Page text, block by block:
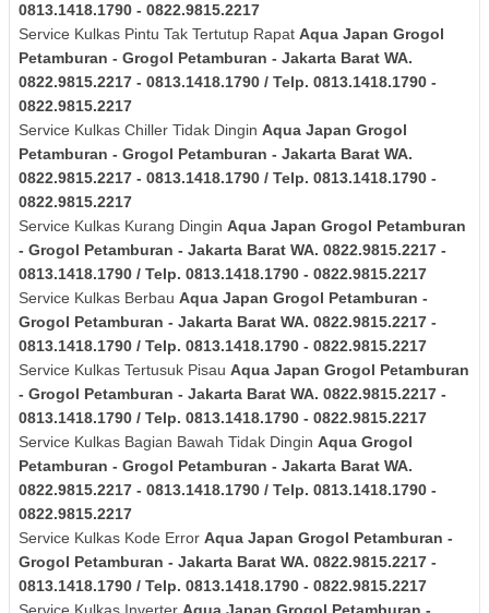
0813.1418.1790 - 0822.9815.2217
Service Kulkas Pintu Tak Tertutup Rapat Aqua Japan Grogol
Petamburan - Grogol Petamburan - Jakarta Barat WA.
0822.9815.2217 - 0813.1418.1790 / Telp. 0813.1418.1790 -
0822.9815.2217
Service Kulkas Chiller Tidak Dingin Aqua Japan Grogol
Petamburan - Grogol Petamburan - Jakarta Barat WA.
0822.9815.2217 - 0813.1418.1790 / Telp. 0813.1418.1790 -
0822.9815.2217
Service Kulkas Kurang Dingin Aqua Japan Grogol Petamburan
- Grogol Petamburan - Jakarta Barat WA. 0822.9815.2217 -
0813.1418.1790 / Telp. 0813.1418.1790 - 0822.9815.2217
Service Kulkas Berbau Aqua Japan Grogol Petamburan -
Grogol Petamburan - Jakarta Barat WA. 0822.9815.2217 -
0813.1418.1790 / Telp. 0813.1418.1790 - 0822.9815.2217
Service Kulkas Tertusuk Pisau Aqua Japan Grogol Petamburan
- Grogol Petamburan - Jakarta Barat WA. 0822.9815.2217 -
0813.1418.1790 / Telp. 0813.1418.1790 - 0822.9815.2217
Service Kulkas Bagian Bawah Tidak Dingin Aqua Grogol
Petamburan - Grogol Petamburan - Jakarta Barat WA.
0822.9815.2217 - 0813.1418.1790 / Telp. 0813.1418.1790 -
0822.9815.2217
Service Kulkas Kode Error Aqua Japan Grogol Petamburan -
Grogol Petamburan - Jakarta Barat WA. 0822.9815.2217 -
0813.1418.1790 / Telp. 0813.1418.1790 - 0822.9815.2217